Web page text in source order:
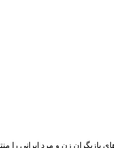
زن و مرد ایرانی را